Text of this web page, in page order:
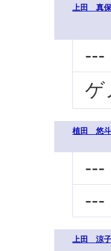
上田 真保
---
ゲ
植田 悠斗
---
---
上田 涼子